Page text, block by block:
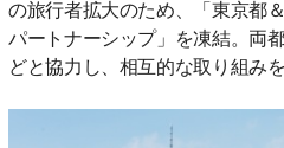
の旅行者拡大のため、「東京都
パートナーシップ」を凍結。両
どと協力し、相互的な取り組み